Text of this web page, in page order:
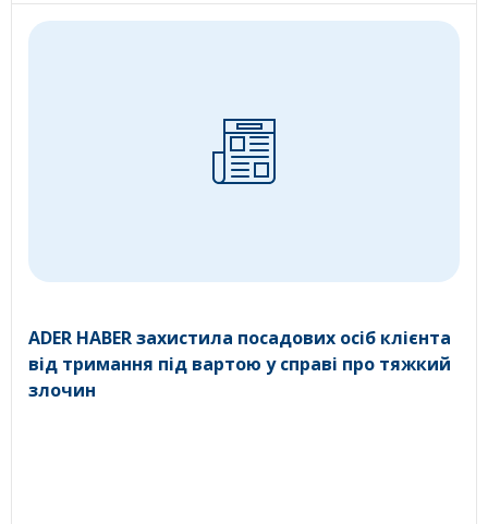
ADER HABER захистила посадових осіб клієнта
від тримання під вартою у справі про тяжкий
злочин